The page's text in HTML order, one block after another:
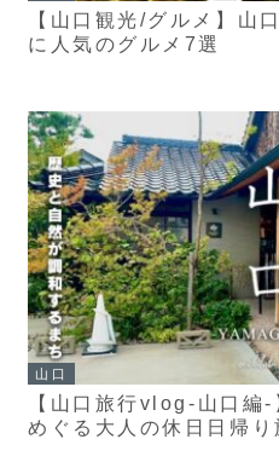
【山口観光/グルメ】山
に人気のグルメ7選
山口
【山口旅行vlog-山口編
めぐる大人の休日日帰